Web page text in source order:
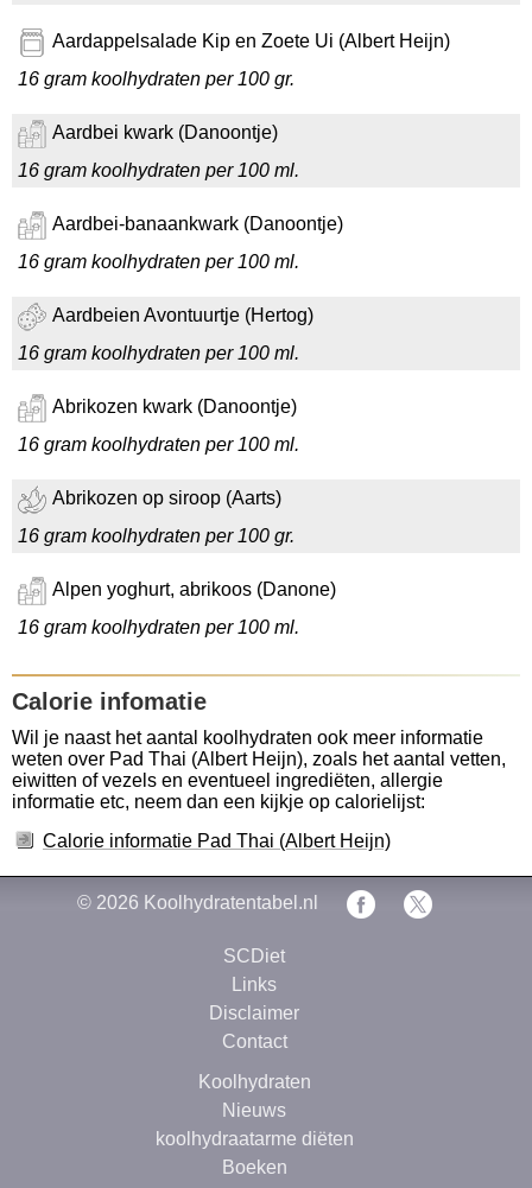
Aardappelsalade Kip en Zoete Ui (Albert Heijn)
16 gram koolhydraten per 100 gr.
Aardbei kwark (Danoontje)
16 gram koolhydraten per 100 ml.
Aardbei-banaankwark (Danoontje)
16 gram koolhydraten per 100 ml.
Aardbeien Avontuurtje (Hertog)
16 gram koolhydraten per 100 ml.
Abrikozen kwark (Danoontje)
16 gram koolhydraten per 100 ml.
Abrikozen op siroop (Aarts)
16 gram koolhydraten per 100 gr.
Alpen yoghurt, abrikoos (Danone)
16 gram koolhydraten per 100 ml.
Calorie infomatie
Wil je naast het aantal koolhydraten ook meer informatie
weten over Pad Thai (Albert Heijn), zoals het aantal vetten,
eiwitten of vezels en eventueel ingrediëten, allergie
informatie etc, neem dan een kijkje op calorielijst:
Calorie informatie Pad Thai (Albert Heijn)
© 2026 Koolhydratentabel.nl
SCDiet
Links
Disclaimer
Contact
Koolhydraten
Nieuws
koolhydraatarme diëten
Boeken